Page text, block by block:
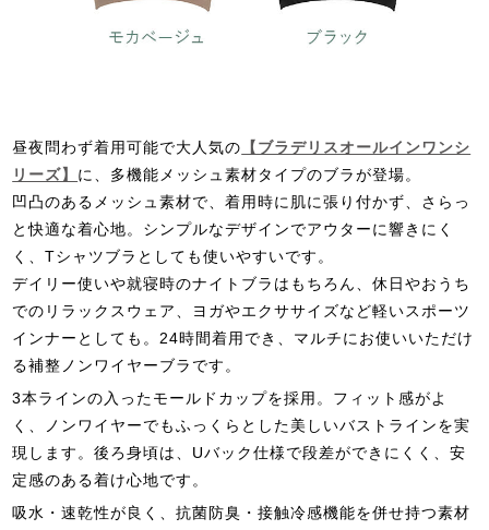
昼夜問わず着用可能で大人気の 【ブラデリスオールインワンシ
リーズ】 に、多機能メッシュ素材タイプのブラが登場。
凹凸のあるメッシュ素材で、着用時に肌に張り付かず、さらっ
と快適な着心地。シンプルなデザインでアウターに響きにく
く、Tシャツブラとしても使いやすいです。
デイリー使いや就寝時のナイトブラはもちろん、休日やおうち
でのリラックスウェア、ヨガやエクササイズなど軽いスポーツ
インナーとしても。24時間着用でき、マルチにお使いいただけ
る補整ノンワイヤーブラです。
3本ラインの入ったモールドカップを採用。フィット感がよ
く、ノンワイヤーでもふっくらとした美しいバストラインを実
現します。後ろ身頃は、Uバック仕様で段差ができにくく、安
定感のある着け心地です。
吸水・速乾性が良く、抗菌防臭・接触冷感機能を併せ持つ素材